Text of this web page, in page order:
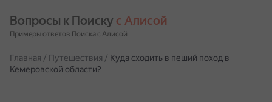
Вопросы к Поиску с Алисой
Примеры ответов Поиска с Алисой
Главная / Путешествия / Куда сходить в пеший поход в
Кемеровской области?